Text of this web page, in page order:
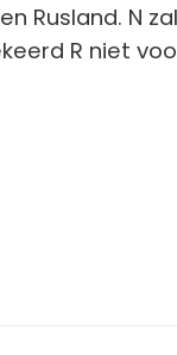
Rusland. N
R niet